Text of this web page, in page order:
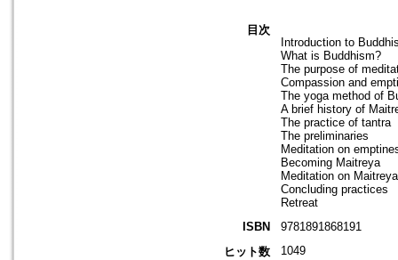
目次
Introduction to
What is Buddhism?
The purpose of
Compassion and
The yoga method of
A brief history of
The practice of tantra
The preliminaries
Meditation on
Becoming Maitreya
Meditation on Maitreya
Concluding practices
Retreat
ISBN
9781891868191
ヒット数
1049